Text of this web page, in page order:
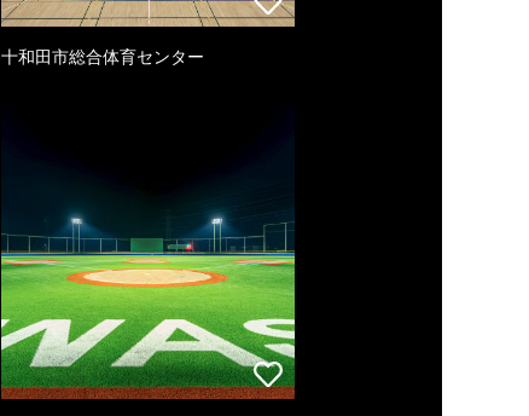
十和田市総合体育センター